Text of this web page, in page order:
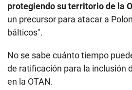
protegiendo su territorio de la
un precursor para atacar a
bálticos".
No se sabe cuánto tiempo
de ratificación para la inclusión
en la OTAN.